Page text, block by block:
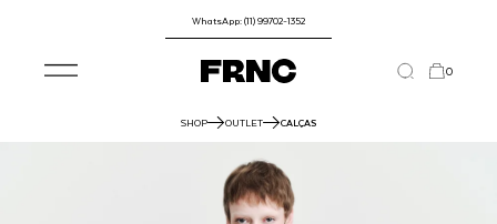
WhatsApp: (11) 99702-1352
0
SHOP OUTLET CALÇAS